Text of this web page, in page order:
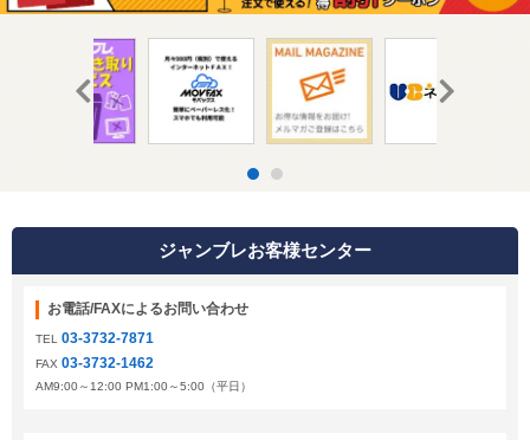
ジャンブレお客様センター
お電話/FAXによるお問い合わせ
TEL 03-3732-7871
FAX 03-3732-1462
AM9:00～12:00 PM1:00～5:00（平日）